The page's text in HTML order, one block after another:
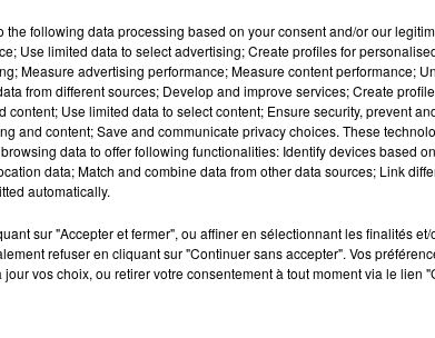
the following data processing based on your consent and/or our
Use limited data to select advertising; Create profiles for
Measure advertising performance; Measure content performance;
from different sources; Develop and improve services; Create
content; Use limited data to select content; Ensure security, prevent
and content; Save and communicate privacy choices. These
data to offer following functionalities: Identify devices based
data; Match and combine data from other data sources; Link
automatically.
sur "Accepter et fermer", ou affiner en sélectionnant les finalités
refuser en cliquant sur "Continuer sans accepter". Vos
jour vos choix, ou retirer votre consentement à tout moment via le lien